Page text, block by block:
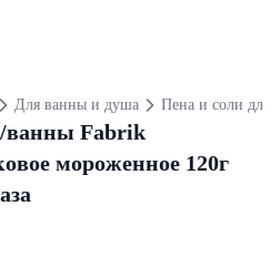
Для ванны и душа Пена и соли для
Fabrik
мороженное 120г